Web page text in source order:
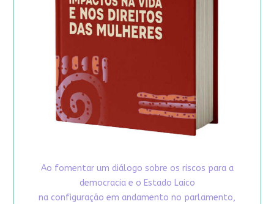
Ao fomentar um diálogo sobre os riscos para a
democracia e o Estado Laico
na configuração em andamento no parlamento,